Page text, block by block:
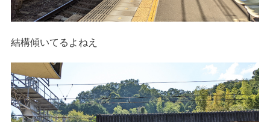
結構傾いてるよねえ